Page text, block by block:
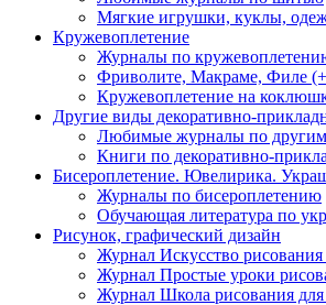
Мягкие игрушки, куклы,
Кружевоплетение
Журналы по
Фриволите, Макраме, Филе
Кружевоплетение на
Другие виды декоративно-
Любимые журналы по другим
Книги по декоративно-
Бисероплетение. Ювелирика.
Журналы по бисероплетению
Обучающая литература по
Рисунок, графический дизайн
Журнал Искусство
Журнал Простые уроки
Журнал Школа рисования